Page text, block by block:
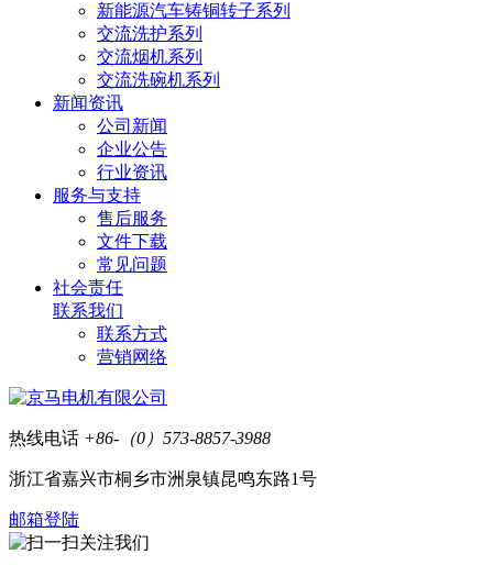
新能源汽车铸铜转子系列
交流洗护系列
交流烟机系列
交流洗碗机系列
新闻资讯
公司新闻
企业公告
行业资讯
服务与支持
售后服务
文件下载
常见问题
社会责任
联系我们
联系方式
营销网络
热线电话 +86-（0）573-8857-3988
浙江省嘉兴市桐乡市洲泉镇昆鸣东路1号
邮箱登陆